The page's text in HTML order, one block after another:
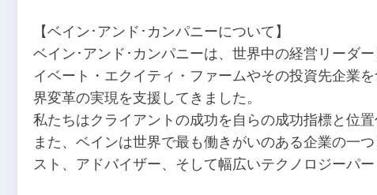
【ベイン･アンド･カンパニーについて】
ベイン･アンド･カンパニーは、世界中の経営リーダ
イベート・エクイティ・ファームやその投資先企業
界変革の実現を支援してきました。
私たちはクライアントの成功を自らの成功指標と位
また、ベインは世界で最も働きがいのある企業の一
スト、アドバイザー、そして幅広いテクノロジーパ